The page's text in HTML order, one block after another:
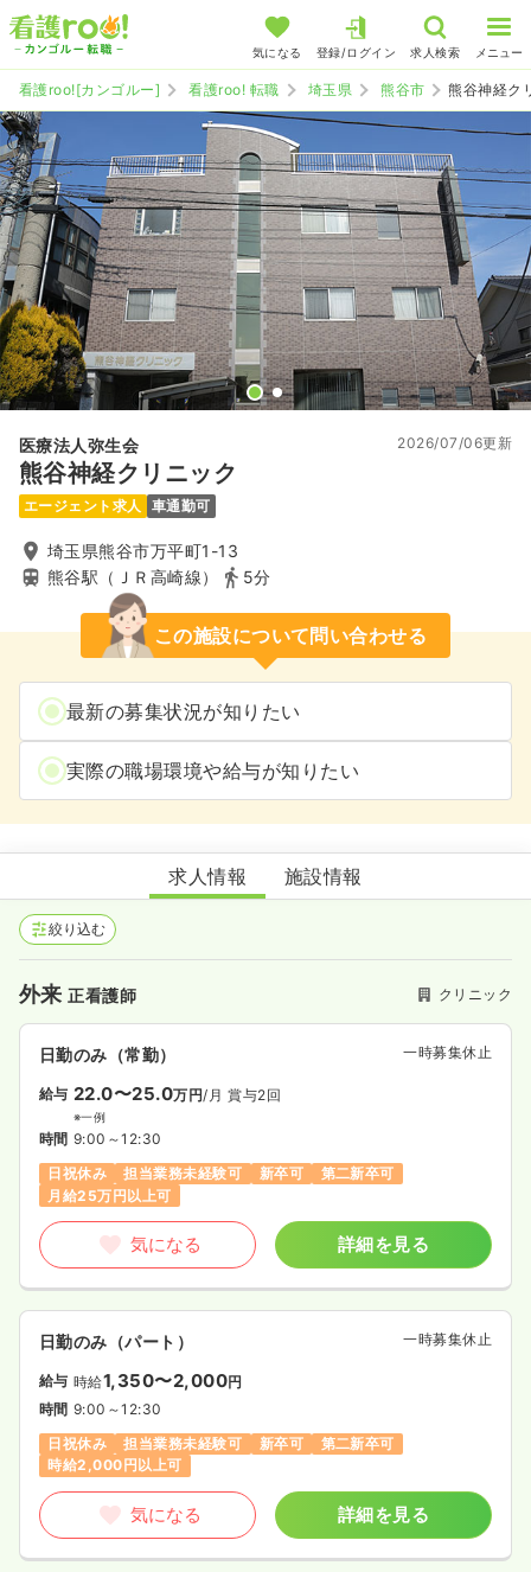
気になる 登録/ログイン 求人検索 メニュー
看護roo![カンゴルー] 看護roo! 転職 埼玉県 熊谷市 熊谷神経ク
医療法人弥生会
熊谷神経クリニック
2026/07/06更新
エージェント求人 車通勤可
埼玉県熊谷市万平町1-13
熊谷駅（ＪＲ高崎線）
5分
この施設について問い合わせる
最新の募集状況が知りたい
実際の職場環境や給与が知りたい
熊谷神経クリニック
求人情報 施設情報
絞り込む
外来正看護師 クリニック
日勤のみ（常勤） 一時募集休止
給与 22.0〜25.0万円/月 賞与2回
※一例
時間 9:00～12:30
日祝休み
担当業務未経験可 新卒可
第二新卒可
月給25万円以上可
気になる 詳細を見る
日勤のみ（パート） 一時募集休止
給与 時給1,350〜2,000円
時間 9:00～12:30
日祝休み
担当業務未経験可 新卒可
第二新卒可
時給2,000円以上可
気になる 詳細を見る